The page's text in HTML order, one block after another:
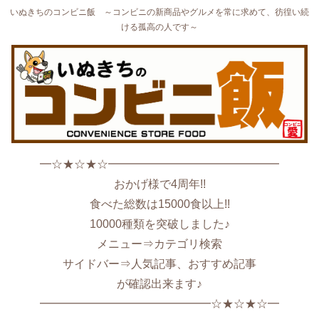
いぬきちのコンビニ飯 ～コンビニの新商品やグルメを常に求めて、彷徨い続
ける孤高の人です～
━☆★☆★☆━━━━━━━━━━━━━━━
おかげ様で4周年!!
食べた総数は15000食以上!!
10000種類を突破しました♪
メニュー⇒カテゴリ検索
サイドバー⇒人気記事、おすすめ記事
が確認出来ます♪
━━━━━━━━━━━━━━━☆★☆★☆━